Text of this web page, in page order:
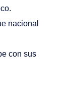
nacional
con sus